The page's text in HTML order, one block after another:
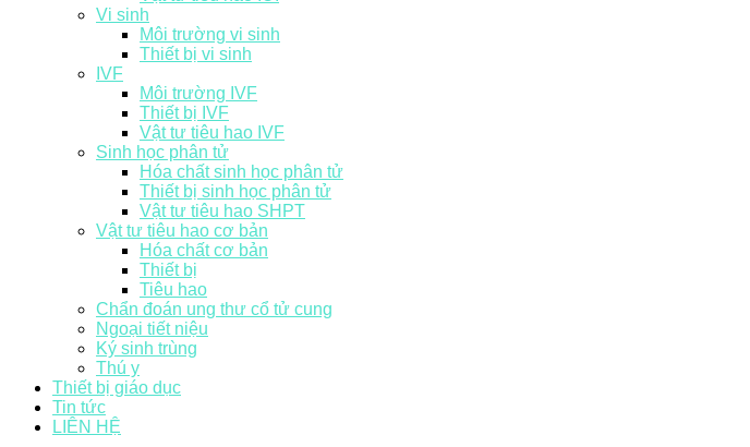
Vi sinh
Môi trường vi sinh
Thiết bị vi sinh
IVF
Môi trường IVF
Thiết bị IVF
Vật tư tiêu hao IVF
Sinh học phân tử
Hóa chất sinh học phân tử
Thiết bị sinh học phân tử
Vật tư tiêu hao SHPT
Vật tư tiêu hao cơ bản
Hóa chất cơ bản
Thiết bị
Tiêu hao
Chẩn đoán ung thư cổ tử cung
Ngoại tiết niệu
Ký sinh trùng
Thú y
Thiết bị giáo dục
Tin tức
LIÊN HỆ